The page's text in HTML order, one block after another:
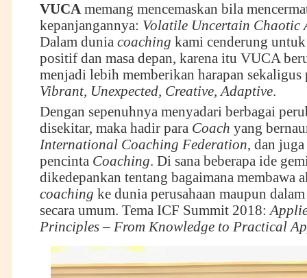
VUCAmemang mencemaskan bila
kepanjangannya: Volatile Uncertain Chaotic
Dalam dunia coaching kami cenderung
positif dan masa depan, karena itu VUCA
menjadi lebih memberikan harapan sekaligus
Vibrant, Unexpected, Creative, Adaptive.
Dengan sepenuhnya menyadari berbagai
disekitar, maka hadir para Coach yang
International Coaching Federation, dan
pencinta Coaching. Di sana beberapa ide
dikedepankan tentang bagaimana membawa
coaching ke dunia perusahaan maupun
secara umum. Tema ICF Summit 2018:
Principles – From Knowledge to Practical